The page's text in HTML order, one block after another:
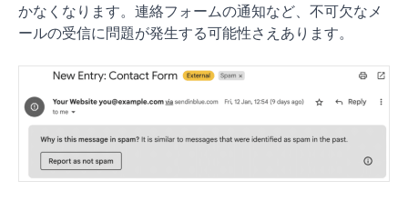
かなくなります。連絡フォームの通知など、不可欠なメ
ールの受信に問題が発生する可能性さえあります。